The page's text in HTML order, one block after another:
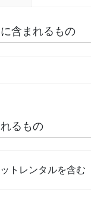
含まれるもの
るもの
トレンタルを含む